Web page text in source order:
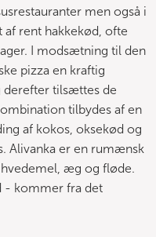
men også i
rent hakkekød, ofte
I modsætning til den
pizza en kraftig
derefter tilsættes de
tilbydes af en
af kokos, oksekød og
Alivanka er en rumænsk
æg og fløde.
- kommer fra det